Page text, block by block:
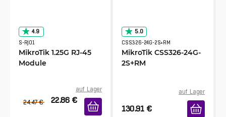
4.9
S-RJ01
MikroTik 1.25G RJ-45
Module
auf Lager
24.47 € 22.86 €
5.0
CSS326-24G-2S+RM
MikroTik CSS326-24G-
2S+RM
auf Lager
130.91 €